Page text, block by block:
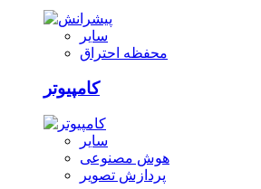
سایر
محفظه احتراق
کامپیوتر
سایر
هوش مصنوعی
پردازش تصویر